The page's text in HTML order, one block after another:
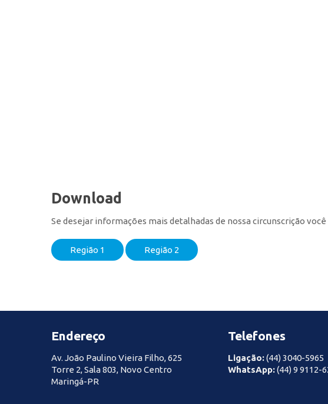
Download
Se desejar informações mais detalhadas de nossa circunscrição
Região 1 Região 2
Endereço
Av. João Paulino Vieira Filho, 625
Torre 2, Sala 803, Novo Centro
Maringá-PR
Telefones
Ligação:(44) 3040-5965
WhatsApp:(44) 9 9112-